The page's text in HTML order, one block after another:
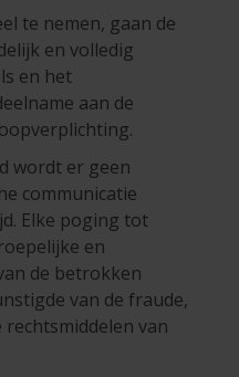
te nemen, gaan de
en volledig
en het
aan de
wordt er geen
communicatie
Elke poging tot
en
de betrokken
van de fraude,
van